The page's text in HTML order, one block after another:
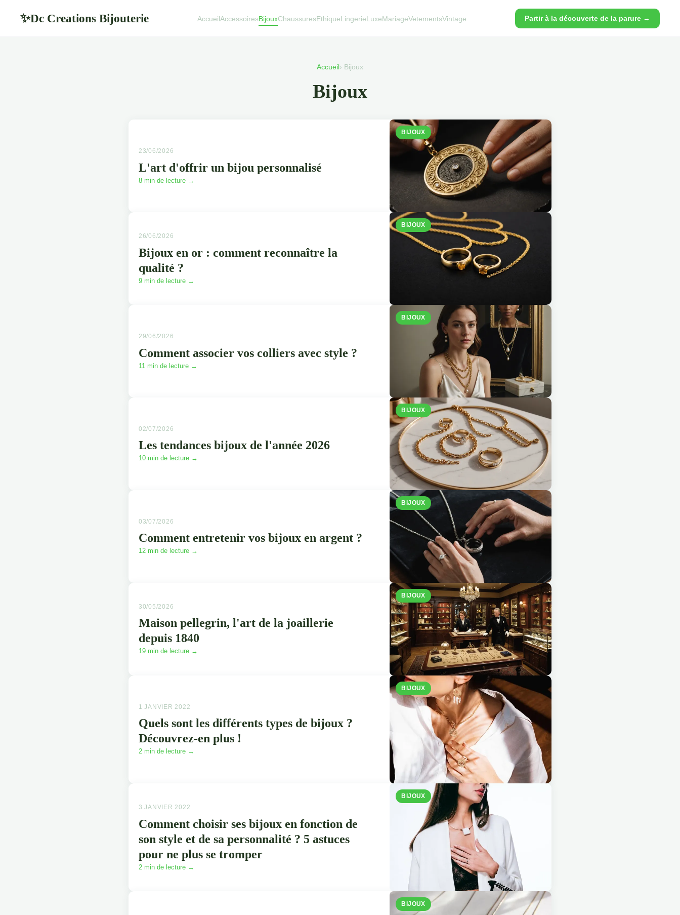
✨Dc Creations Bijouterie Partir à la découverte de la parure →
AccueilAccessoiresBijouxChaussuresEthiqueLingerieLuxeMariageVetementsVintage
Accueil › Bijoux
Bijoux
BIJOUX
23/06/2026
L'art d'offrir un bijou personnalisé
8 min de lecture →
BIJOUX
26/06/2026
Bijoux en or : comment reconnaître la
qualité ?
9 min de lecture →
BIJOUX
29/06/2026
Comment associer vos colliers avec style ?
11 min de lecture →
BIJOUX
02/07/2026
Les tendances bijoux de l'année 2026
10 min de lecture →
BIJOUX
03/07/2026
Comment entretenir vos bijoux en argent ?
12 min de lecture →
BIJOUX
30/05/2026
Maison pellegrin, l'art de la joaillerie
depuis 1840
19 min de lecture →
BIJOUX
1 JANVIER 2022
Quels sont les différents types de bijoux ?
Découvrez-en plus !
2 min de lecture →
BIJOUX
3 JANVIER 2022
Comment choisir ses bijoux en fonction de
son style et de sa personnalité ? 5 astuces
pour ne plus se tromper
2 min de lecture →
BIJOUX